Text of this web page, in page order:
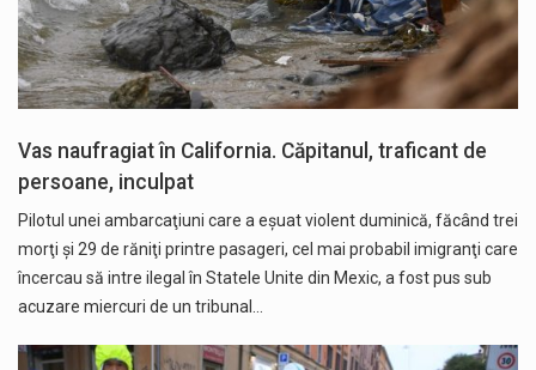
Vas naufragiat în California. Căpitanul, traficant de
persoane, inculpat
Pilotul unei ambarcaţiuni care a eşuat violent duminică, făcând trei
morţi şi 29 de răniţi printre pasageri, cel mai probabil imigranţi care
încercau să intre ilegal în Statele Unite din Mexic, a fost pus sub
acuzare miercuri de un tribunal…